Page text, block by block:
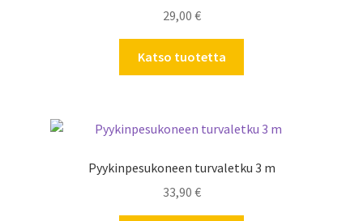
29,00 €
Katso tuotetta
Pyykinpesukoneen turvaletku 3 m
33,90 €